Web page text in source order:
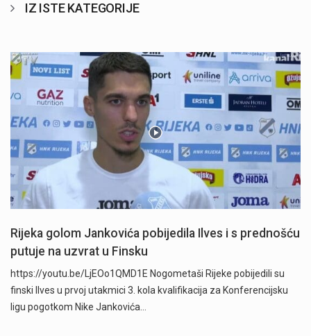
IZ ISTE KATEGORIJE
Rijeka golom Jankovića pobijedila Ilves i s prednošću
putuje na uzvrat u Finsku
https://youtu.be/LjEOo1QMD1E Nogometaši Rijeke pobijedili su
finski Ilves u prvoj utakmici 3. kola kvalifikacija za Konferencijsku
ligu pogotkom Nike Jankovića…